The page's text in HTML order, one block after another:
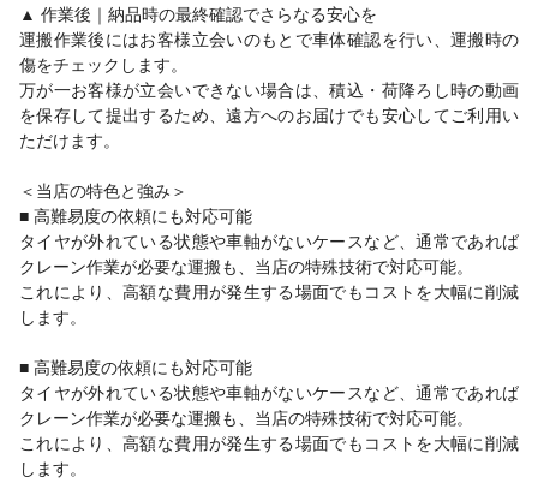
▲ 作業後｜納品時の最終確認でさらなる安心を
運搬作業後にはお客様立会いのもとで車体確認を行い、運搬時の
傷をチェックします。
万が一お客様が立会いできない場合は、積込・荷降ろし時の動画
を保存して提出するため、遠方へのお届けでも安心してご利用い
ただけます。
＜当店の特色と強み＞
■ 高難易度の依頼にも対応可能
タイヤが外れている状態や車軸がないケースなど、通常であれば
クレーン作業が必要な運搬も、当店の特殊技術で対応可能。
これにより、高額な費用が発生する場面でもコストを大幅に削減
します。
■ 高難易度の依頼にも対応可能
タイヤが外れている状態や車軸がないケースなど、通常であれば
クレーン作業が必要な運搬も、当店の特殊技術で対応可能。
これにより、高額な費用が発生する場面でもコストを大幅に削減
します。